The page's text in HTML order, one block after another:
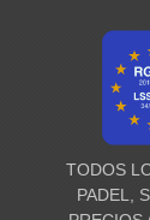
TODOS
PADEL,